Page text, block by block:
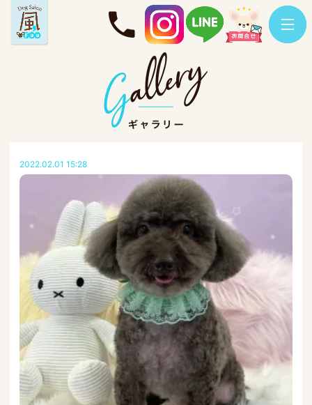
2022.02.01 15:28